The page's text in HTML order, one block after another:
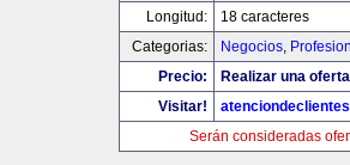
Longitud:
18 caracteres
Categorias:
Negocios,
Precio:
Realizar una
Visitar!
Serán consideradas